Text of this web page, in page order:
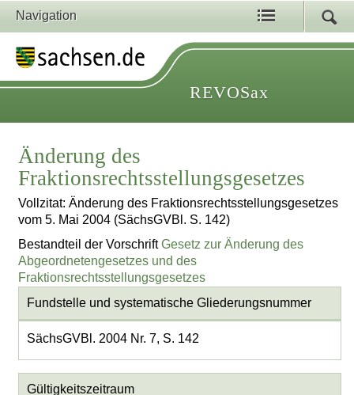
Navigation
REVOSax
Änderung des
Fraktionsrechtsstellungsgesetzes
Vollzitat: Änderung des Fraktionsrechtsstellungsgesetzes
vom 5. Mai 2004 (SächsGVBl. S. 142)
Bestandteil der VorschriftGesetz zur Änderung des
Abgeordnetengesetzes und des
Fraktionsrechtsstellungsgesetzes
Fundstelle und systematische Gliederungsnummer
SächsGVBl. 2004 Nr. 7, S. 142
Gültigkeitszeitraum